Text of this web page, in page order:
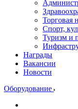
Торговая
Спорт,
Туризм и
Награды
Вакансии
Новости
Оборудование